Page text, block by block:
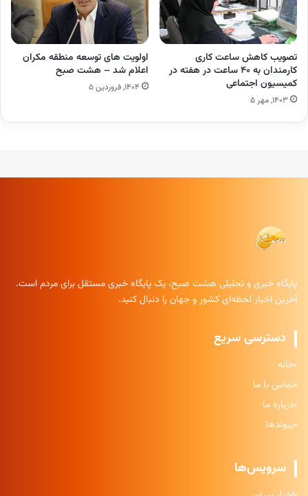
تصویب کاهش ساعت کاری
کارمندان به ۴۰ ساعت در هفته در
کمیسیون اجتماعی
۱۴۰۳, مهر ۵
اولویت های توسعه منطقه مکران
اعلام شد – هشت صبح
۱۴۰۴, فروردین ۵
پایگاه خبری و تحلیلی هشت صبح، یک پایگاه خبری مستقل برای مردم است.
آخرین اخبار لحظه‌ای کشور و جهان را دنبال کنید.
دسترسی سریع
خانه
تماس با ما
درباره ما
پیوندها
سرویس‌ها